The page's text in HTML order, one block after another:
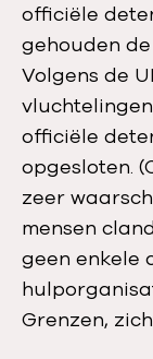
officiële
gehouden
Volgens de
officiële
opgesloten.
zeer
mensen
geen enkele
Grenzen,